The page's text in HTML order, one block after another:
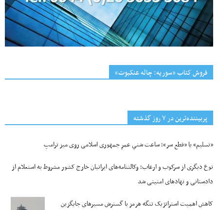
فروش کتاب «سوریه: چاله عنکبوت»
پربیننده‌ترین‌ در ۷ روز گذشته
«تسلیم» یا «قطع سر»؛ ساعت شنیِ عمرِ جمهوری اسلامی روی میز ترامپ
نوع دیگری از سرکوب و ارعاب؛ وکالتنامه‌های ایرانیان خارج کشور مشروط به استعلام از
دادستانی و نهادهای امنیتی شد
کاهش اهمیت استراتژیک تنگه‌ هرمز با گسترش مسیرهای جایگزین